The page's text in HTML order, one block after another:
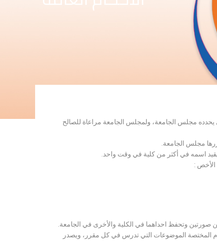
يحدده مجلس الجامعة، ولمجلس الجامعة مراعاة للصالح
مجلس الجامعة.
يقيد اسمه في أكثر من كلية في وقت واحد.
الأخص :
وتحفظ احداهما في الكلية والأخرى في الجامعة.
المختصة الموضوعات التي تدرس في كل مقرر، ويصدر